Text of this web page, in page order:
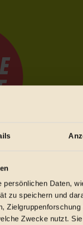
persönlichen Daten,
zu speichern und
Zwecke nutzt.
festzuhalten.